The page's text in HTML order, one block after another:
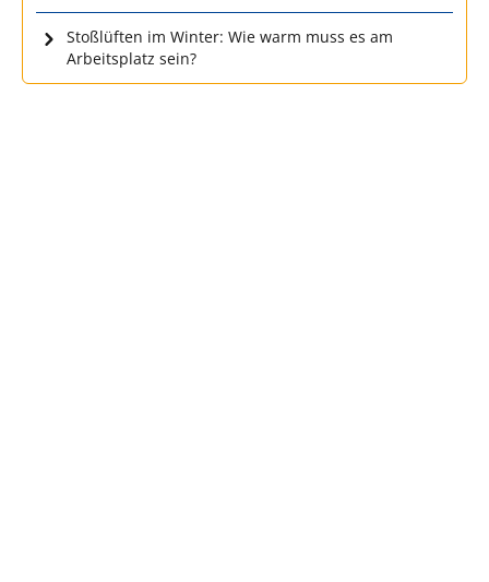
Stoßlüften im Winter: Wie warm muss es am
Arbeitsplatz sein?